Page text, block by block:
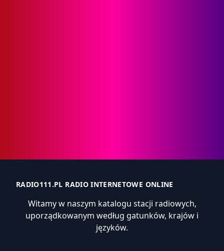
RADIO111.PL RADIO INTERNETOWE ONLINE
Witamy w naszym katalogu stacji radiowych,
uporządkowanym według gatunków, krajów i
języków.